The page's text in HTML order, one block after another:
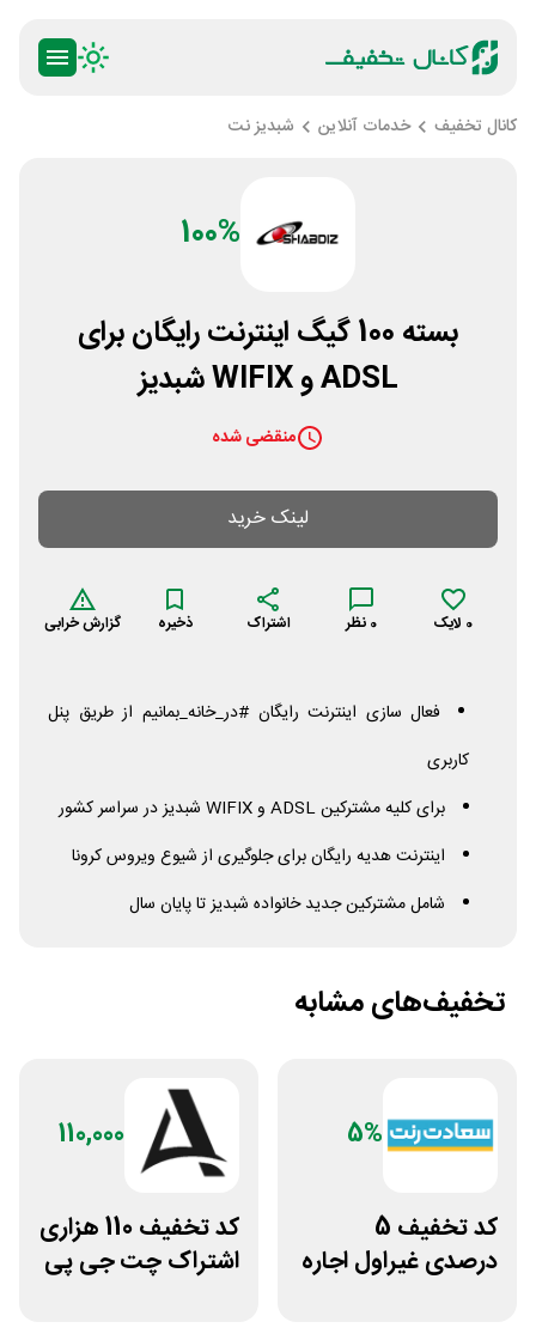
کانال تخفیف خدمات آنلاین شبدیز نت
100%
بسته 100 گیگ اینترنت رایگان برای
ADSL و WIFIX شبدیز
منقضی شده
لینک خرید
0 لایک 0 نظر اشتراک ذخیره گزارش خرابی
فعال سازی اینترنت رایگان #در_خانه_بمانیم از طریق پنل
کاربری
برای کلیه مشترکینADSL وWIFIX شبدیز در سراسر کشور
اینترنت هدیه رایگان برای جلوگیری از شیوع ویروس کرونا
شامل مشترکین جدید خانواده شبدیز تا پایان سال
تخفیف‌های مشابه
5%
کد تخفیف 5
درصدی غیراول اجاره
110,000
کد تخفیف 110 هزاری
اشتراک چت جی پی